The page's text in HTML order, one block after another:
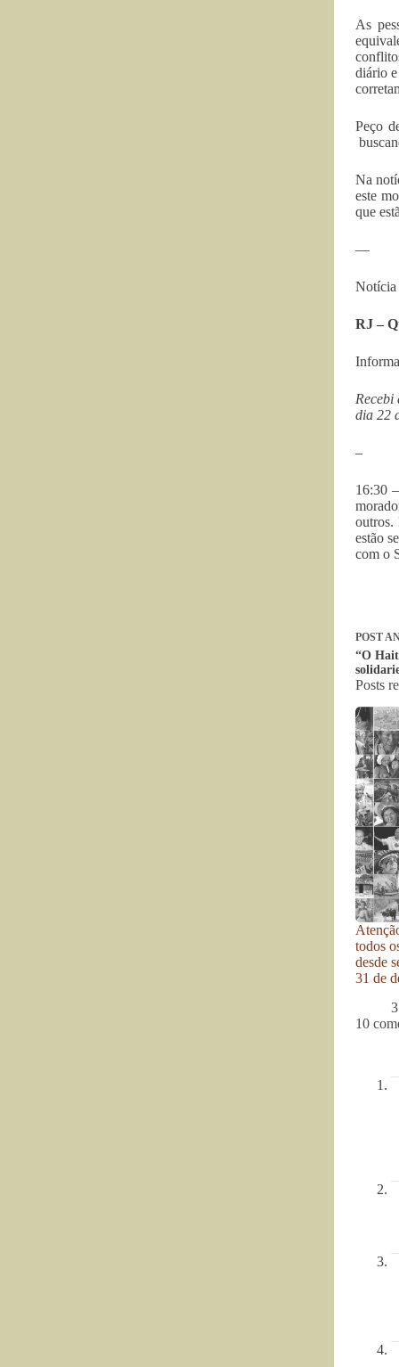
As
diário
Peço
Na
este
que
—
Notícia
RJ –
Recebi
dia 22
–
16:30
outros.
estão
com o
POST
“O
Posts
todos
desde
31 de
10